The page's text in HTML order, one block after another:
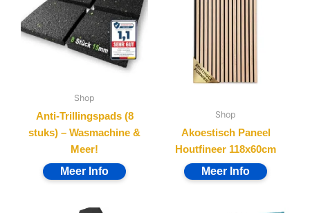
Shop
Zeshoek Akoestische
Panelen – 12 Stuks
Zelfklevend
Shop
Zwarte Akoestische
Panelen 3D – Studio &
Kantoor